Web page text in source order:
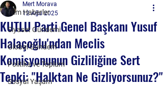
Tüm Haberler
Siyaset Gündemi
Global Gündem
Politika ve Toplum
Sosyal Yaşam
KUTLU Parti Genel Başkanı Yusuf
Halaçoğlu'ndan Meclis
Komisyonunun Gizliliğine Sert
Tepki: "Halktan Ne Gizliyorsunuz?"
Mert Morava
12 Ağu 2025